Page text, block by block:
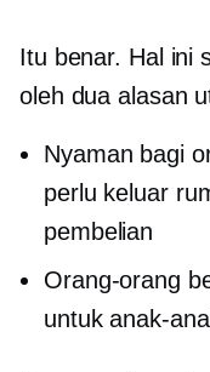
Itu benar. Hal ini
oleh dua alasan
Nyaman bagi
perlu keluar
pembelian
Orang-orang
untuk anak-